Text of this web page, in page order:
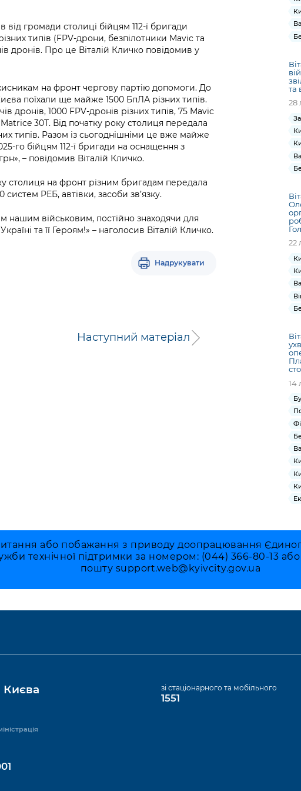
громади столиці бійцям 112-ї бригади
типів (FPV-дрони, безпілотники Mavic та
дронів. Про це Віталій Кличко повідомив у
на фронт чергову партію допомоги. До
поїхали ще майже 1500 БпЛА різних типів.
дронів, 1000 FPV-дронів різних типів, 75 Mavic
30T. Від початку року столиця передала
типів. Разом із сьогоднішніми це вже майже
го бійцям 112-ї бригади на оснащення з
– повідомив Віталій Кличко.
столиця на фронт різним бригадам передала
РЕБ, автівки, засоби зв’язку.
нашим військовим, постійно знаходячи для
та її Героям!» – наголосив Віталій Кличко.
Надрукувати
Наступний матеріал
та
28
22
14
або побажання з приводу доопрацювання
технічної підтримки за номером: (044) 366-80-13
пошту support.web@kyivcity.gov.ua
Києва
зі стаціонарного та мобільного
1551